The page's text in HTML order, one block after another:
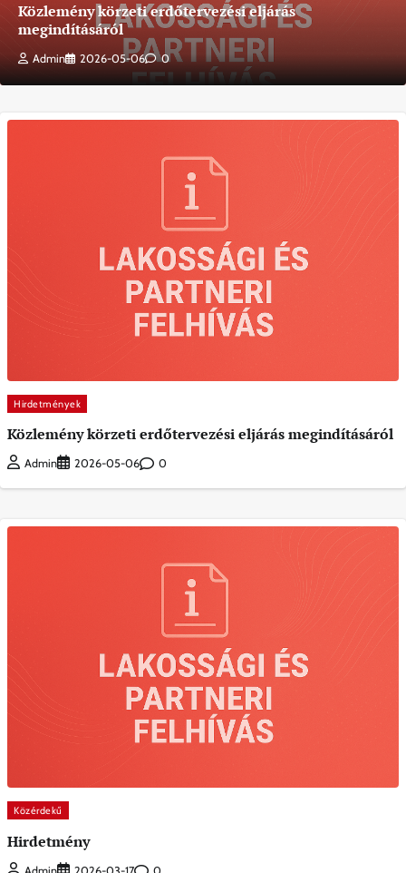
Közlemény körzeti erdőtervezési eljárás
megindításáról
Admin 2026-05-06 0
Hirdetmények
Közlemény körzeti erdőtervezési eljárás megindításáról
Admin 2026-05-06 0
Közérdekű
Hirdetmény